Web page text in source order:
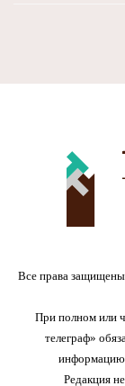
Все права
При полном или
телеграф»
Редакция